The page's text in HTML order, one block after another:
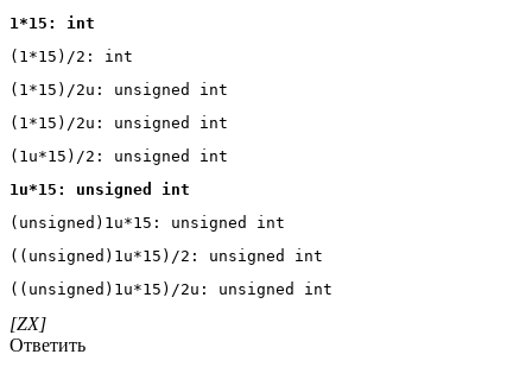
((unsigned)1u*15)/2u: unsigned int
[ZX]
Ответить